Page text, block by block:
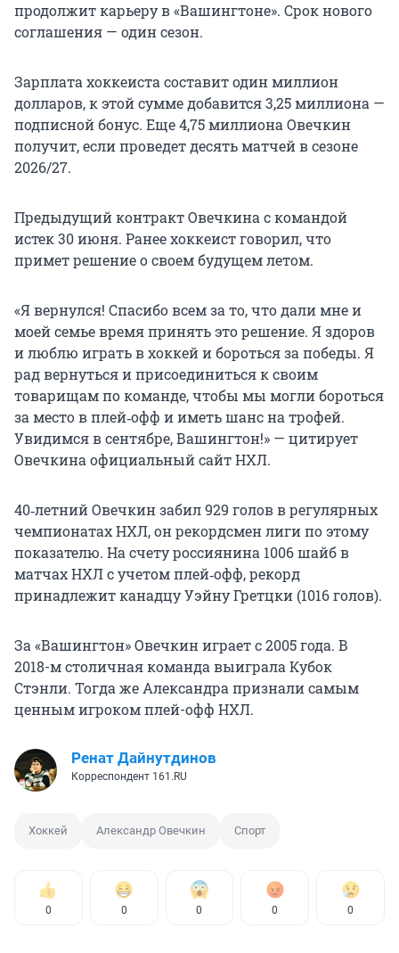
продолжит карьеру в «Вашингтоне». Срок нового
соглашения — один сезон.
Зарплата хоккеиста составит один миллион
долларов, к этой сумме добавится 3,25 миллиона —
подписной бонус. Еще 4,75 миллиона Овечкин
получит, если проведет десять матчей в сезоне
2026/27.
Предыдущий контракт Овечкина с командой
истек 30 июня. Ранее хоккеист говорил, что
примет решение о своем будущем летом.
«Я вернулся! Спасибо всем за то, что дали мне и
моей семье время принять это решение. Я здоров
и люблю играть в хоккей и бороться за победы. Я
рад вернуться и присоединиться к своим
товарищам по команде, чтобы мы могли бороться
за место в плей‑офф и иметь шанс на трофей.
Увидимся в сентябре, Вашингтон!» — цитирует
Овечкина официальный сайт НХЛ.
40‑летний Овечкин забил 929 голов в регулярных
чемпионатах НХЛ, он рекордсмен лиги по этому
показателю. На счету россиянина 1006 шайб в
матчах НХЛ с учетом плей‑офф, рекорд
принадлежит канадцу Уэйну Гретцки (1016 голов).
За «Вашингтон» Овечкин играет с 2005 года. В
2018-м столичная команда выиграла Кубок
Стэнли. Тогда же Александра признали самым
ценным игроком плей-офф НХЛ.
Ренат Дайнутдинов
Корреспондент 161.RU
Хоккей Александр Овечкин Спорт
0 0 0 0 0